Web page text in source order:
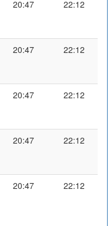
20:47 22:12
20:47 22:12
20:47 22:12
20:47 22:12
20:47 22:12